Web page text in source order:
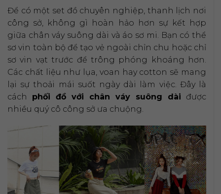
Để có một set đồ chuyên nghiệp, thanh lịch nơi
công sở, không gì hoàn hảo hơn sự kết hợp
giữa chân váy suông dài và áo sơ mi. Bạn có thể
sơ vin toàn bộ để tạo vẻ ngoài chỉn chu hoặc chỉ
sơ vin vạt trước để trông phóng khoáng hơn.
Các chất liệu như lụa, voan hay cotton sẽ mang
lại sự thoải mái suốt ngày dài làm việc. Đây là
cách phối đồ với chân váy suông dài được
nhiều quý cô công sở ưa chuộng.